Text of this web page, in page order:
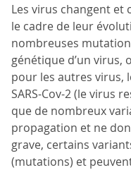
Les virus changent et
le cadre de leur
nombreuses
génétique d’un virus,
pour les autres virus,
SARS-Cov-2 (le virus
que de nombreux
propagation et ne
grave, certains
(mutations) et